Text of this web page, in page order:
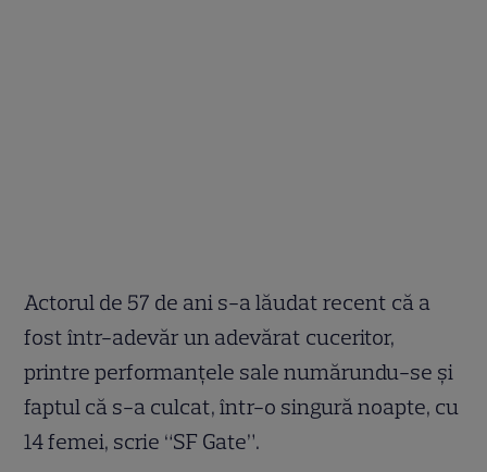
Actorul de 57 de ani s-a lăudat recent că a
fost într-adevăr un adevărat cuceritor,
printre performanţele sale numărundu-se şi
faptul că s-a culcat, într-o singură noapte, cu
14 femei, scrie “SF Gate”.